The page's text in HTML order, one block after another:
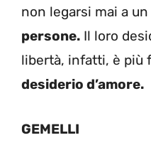
non legarsi mai a un
persone. Il loro
libertà, infatti, è più
desiderio d’amore.
GEMELLI